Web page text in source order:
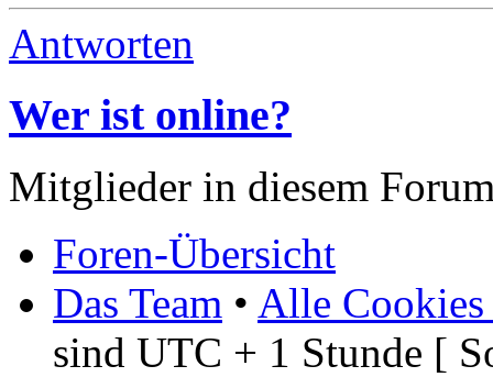
Antworten
Wer ist online?
Mitglieder in diesem
Foren-Übersicht
Das Team • Alle Cookies
sind UTC + 1 Stunde [